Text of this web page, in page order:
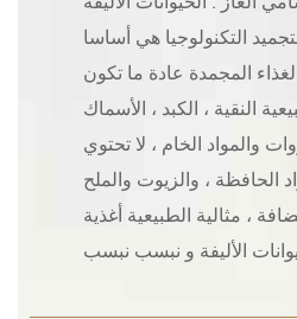
التكنولوجيا هي أساسا
المجمدة عادة ما تكون
النقية ، الكبد ، الأسماك
والمواد الخام ، لا تحتوي
الحافظة ، والزيوت والملح
، مثالية الطبيعية أغذية